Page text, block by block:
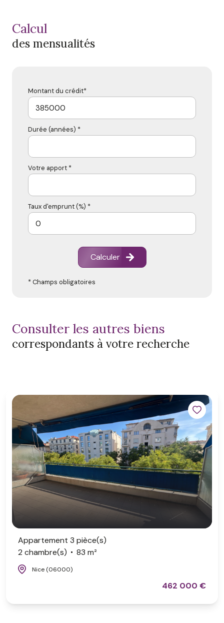
calcul
des mensualités
Montant du crédit*
Durée (années) *
Votre apport *
Taux d'emprunt (%) *
Calculer
* Champs obligatoires
consulter les autres biens
correspondants à votre recherche
Appartement 3 pièce(s)
2 chambre(s)
83 m²
Nice (06000)
462 000 €